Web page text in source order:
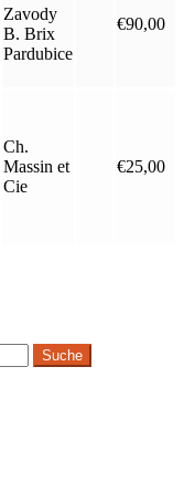
Zavody
B. Brix
Pardubice
€90,00
Ch.
Massin et
Cie
€25,00